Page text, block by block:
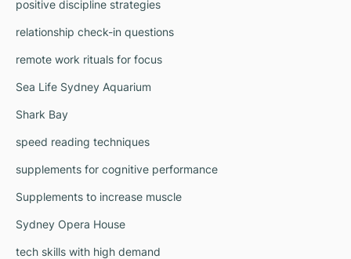
positive discipline strategies
relationship check-in questions
remote work rituals for focus
Sea Life Sydney Aquarium
Shark Bay
speed reading techniques
supplements for cognitive performance
Supplements to increase muscle
Sydney Opera House
tech skills with high demand